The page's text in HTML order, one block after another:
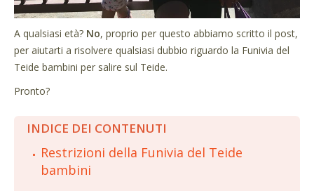
A qualsiasi età? No, proprio per questo abbiamo scritto il post,
per aiutarti a risolvere qualsiasi dubbio riguardo la Funivia del
Teide bambini per salire sul Teide.
Pronto?
INDICE DEI CONTENUTI
Restrizioni della Funivia del Teide
bambini